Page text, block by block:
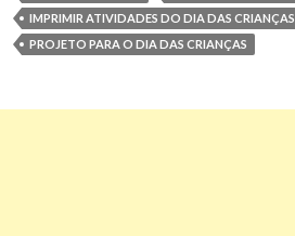
IMPRIMIR ATIVIDADES DO DIA DAS CRIANÇAS
PROJETO PARA O DIA DAS CRIANÇAS